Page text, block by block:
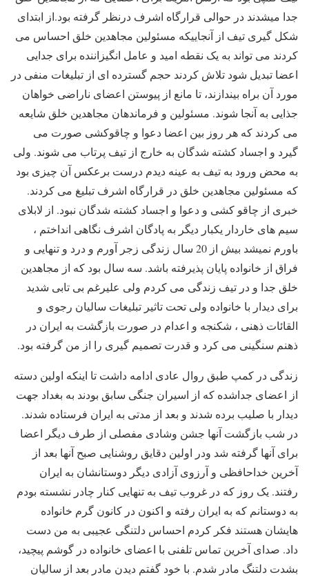
جدا میشدند در حوالی قرارگاه اشرف درنظر گرفته بود.از ابتدای
شکل گیری تیف از آنجاییکه مسئولین مجاهدین خلق احساس می
کردند می تواند به یک نقطه امید و عامل انگیزاننده برای جدایی
اعضا تبدیل شود تلاش کردند حجم گسترده ای از تبلیغات منفی در
مورد آن براه بیندازند، تا مانع از پیوستن اعضای ناراضی خواهان
جذایی به آنجا شوند. مسئولین و فرماندهان مجاهدین خلق شایعه
می کردند که هر روز بین اعضا دعوا و چاقوکشی صورت می
گیرد و اجساد کشته شدگان به خارج از تیف پرتاب می شوند. ولی
به محض ورود به تیف به عینه دیدم درست برعکس آن چیزی بود
که مسئولین مجاهدین خلق در قرارگاه اشرف تبلیغ می کردند.
خبری از چاقو کشی و دعوا و اجساد کشته شدگان نبود. از لابلای
سیم های خاردار یکبار دیگر به پادگان اشرف نگاهی انداختم ،
باورم نمیشد بیش از 20 سال زندگی زجر آورم و درد و تنهایی و
فراق از خانواده پایان پذیرفته باشد. سه سال بود که از مجاهدین
خلق جدا و در تیف زندگی می کردم ولی علیرغم بی تابی شدید
برای دیدار با خانواده ولی تحت تاثیر تبلیغات سالیان رجوی و
القائات ذهنی ، شکنجه و اعدام در صورت بازگشت به ایران در
ذهنم سنگینی می کرد و قدرت تصمیم گیری را از من گرفته بود.
زندگی در کمپ طبق روال عادی ادامه داشت تا اینکه اولین دسته
از اعضای جداشده که از اسیران جنگی سابق بودند به بغداد جهت
دیدار با صلیب برده شدند و بعد از مدتی به ایران فرستاده شدند.
در شب بازگشت آنها جشن وشادی مفصلی از طرف دیگر اعضا
برای آنها گرفته شد ودر اولین دقایق روشنایی صبح آنها بعد از
آخرین خداحافظی و آرزوی آزادی دیگر دوستانشان به ایران
رفتند. یک روز که در غروب تیف به تنهایی کنار چادر نشسته بودم
به دوستانم که به ایران رفته و اکنون در کانون گرم خانواده
هایشان هستند فکر کردم احساس دلتنگی عجیبی به من دست
داد. صدای آخرین تماس تلفنی با اعضای خانواده در گوشم پیچید،
بشدت دلتنگ مادر شدم. با خود گفتم دیدن مادر بعد از سالیان